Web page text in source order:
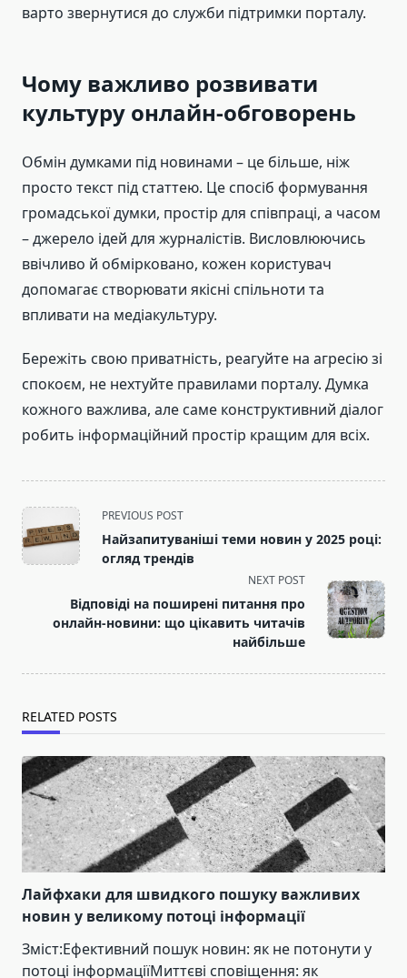
варто звернутися до служби підтримки порталу.
Чому важливо розвивати
культуру онлайн-обговорень
Обмін думками під новинами – це більше, ніж
просто текст під статтею. Це спосіб формування
громадської думки, простір для співпраці, а часом
– джерело ідей для журналістів. Висловлюючись
ввічливо й обмірковано, кожен користувач
допомагає створювати якісні спільноти та
впливати на медіакультуру.
Бережіть свою приватність, реагуйте на агресію зі
спокоєм, не нехтуйте правилами порталу. Думка
кожного важлива, але саме конструктивний діалог
робить інформаційний простір кращим для всіх.
<span
class="nav-
subtitle
reader-
text">Page</span>
PREVIOUS POST
Найзапитуваніші теми новин у 2025 році:
огляд трендів
NEXT POST
Відповіді на поширені питання про
онлайн-новини: що цікавить читачів
найбільше
RELATED POSTS
Лайфхаки для швидкого пошуку важливих
новин у великому потоці інформації
Зміст:Ефективний пошук новин: як не потонути у
потоці інформаціїМиттєві сповіщення: як